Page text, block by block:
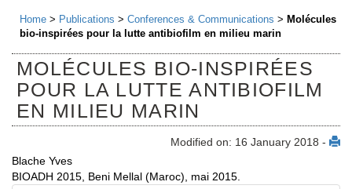
Home > Publications > Conferences & Communications > Molécules
bio-inspirées pour la lutte antibiofilm en milieu marin
MOLÉCULES BIO-INSPIRÉES
POUR LA LUTTE ANTIBIOFILM
EN MILIEU MARIN
Modified on: 16 January 2018 -
Blache Yves
BIOADH 2015, Beni Mellal (Maroc), mai 2015.